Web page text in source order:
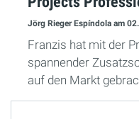
Jörg Rieger Espíndola am
Franzis hat mit der
spannender
auf den Markt